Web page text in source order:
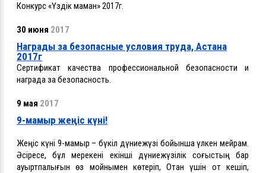
Конкурс «Үздік маман» 2017г.
30 июня 2017
Награды за безопасные условия труда, Астана
2017г
Сертификат качества профессиональной безопасности и
награда за безопасность.
9 мая 2017
9-мамыр жеңіс күні!
Жеңіс күні 9-мамыр – бүкіл дүниежүзі бойынша үлкен мейрам.
Әсіресе, бұл мерекені екінші дүниежүзілік соғыстың бар
ауыртпалығын өз мойнымен көтеріп, Отан үшін от кешіп,